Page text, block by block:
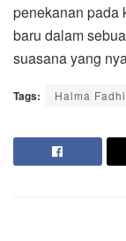
penekanan pada
baru dalam
suasana yang
Tags: Halma